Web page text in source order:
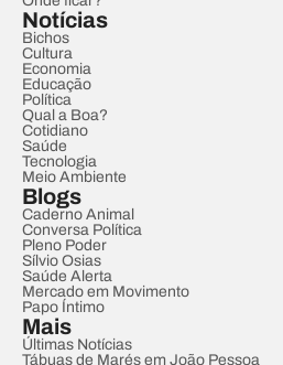
Notícias
Bichos
Cultura
Economia
Educação
Política
Qual a Boa?
Cotidiano
Saúde
Tecnologia
Meio Ambiente
Blogs
Caderno Animal
Conversa Política
Pleno Poder
Sílvio Osias
Saúde Alerta
Mercado em Movimento
Papo Íntimo
Mais
Últimas Notícias
Tábuas de Marés em João Pessoa